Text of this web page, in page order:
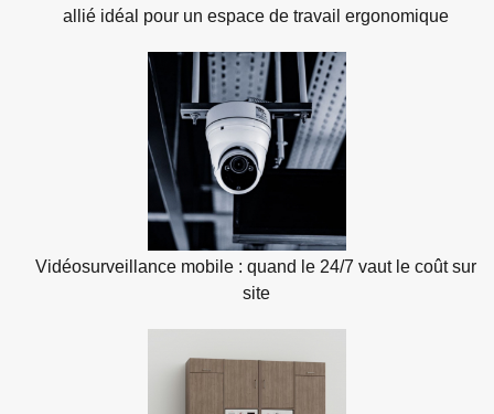
allié idéal pour un espace de travail ergonomique
Vidéosurveillance mobile : quand le 24/7 vaut le coût sur
site